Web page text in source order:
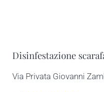
Disinfestazione
Via Privata Giovanni